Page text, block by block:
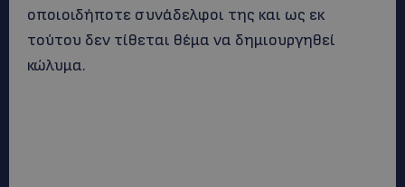
οποιοιδήποτε συνάδελφοι της και ως εκ
τούτου δεν τίθεται θέμα να δημιουργηθεί
κώλυμα.